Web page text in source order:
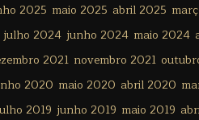
2025 maio 2025 abril 2025
julho 2024 junho 2024 maio 2024
2021 novembro 2021
2020 maio 2020 abril 2020
2019 junho 2019 maio 2019